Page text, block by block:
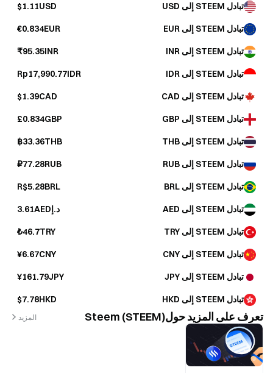
تبادل STEEM إلى USD $1.11USD
تبادل STEEM إلى EUR €0.834EUR
تبادل STEEM إلى INR ₹95.35INR
تبادل STEEM إلى IDR Rp17,990.77IDR
تبادل STEEM إلى CAD $1.39CAD
تبادل STEEM إلى GBP £0.834GBP
تبادل STEEM إلى THB ฿33.36THB
تبادل STEEM إلى RUB ₽77.28RUB
تبادل STEEM إلى BRL R$5.28BRL
تبادل STEEM إلى AED د.إ3.61AED
تبادل STEEM إلى TRY ₺46.7TRY
تبادل STEEM إلى CNY ¥6.67CNY
تبادل STEEM إلى JPY ¥161.79JPY
تبادل STEEM إلى HKD $7.78HKD
تعرف على المزيد حولSteem (STEEM) المزيد